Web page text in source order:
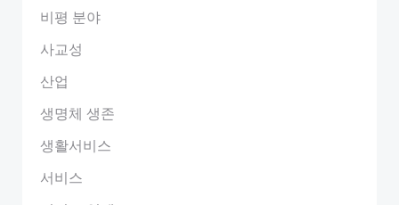
비평 분야
사교성
산업
생명체 생존
생활서비스
서비스